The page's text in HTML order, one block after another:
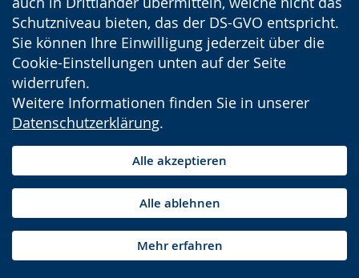
Schutzniveau bieten, das der DS-GVO entspricht.
Sie können Ihre Einwilligung jederzeit über die
Cookie-Einstellungen unten auf der Seite
widerrufen.
Weitere Informationen finden Sie in unserer
Datenschutzerklärung.
Alle akzeptieren
Alle ablehnen
Mehr erfahren